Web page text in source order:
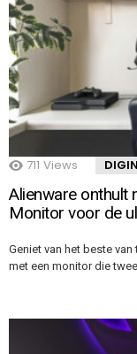
711 Views
Alienware onthult
Monitor voor de
Geniet van het beste
met een monitor die